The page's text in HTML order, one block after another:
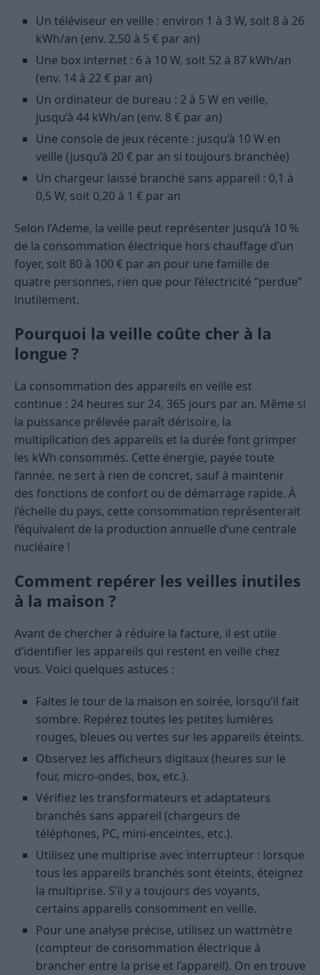
Un téléviseur en veille : environ 1 à 3 W, soit 8 à 26
kWh/an (env. 2,50 à 5 € par an)
Une box internet : 6 à 10 W, soit 52 à 87 kWh/an
(env. 14 à 22 € par an)
Un ordinateur de bureau : 2 à 5 W en veille,
jusqu’à 44 kWh/an (env. 8 € par an)
Une console de jeux récente : jusqu’à 10 W en
veille (jusqu’à 20 € par an si toujours branchée)
Un chargeur laissé branché sans appareil : 0,1 à
0,5 W, soit 0,20 à 1 € par an
Selon l’Ademe, la veille peut représenter jusqu’à 10 %
de la consommation électrique hors chauffage d’un
foyer, soit 80 à 100 € par an pour une famille de
quatre personnes, rien que pour l’électricité “perdue”
inutilement.
Pourquoi la veille coûte cher à la
longue ?
La consommation des appareils en veille est
continue : 24 heures sur 24, 365 jours par an. Même si
la puissance prélevée paraît dérisoire, la
multiplication des appareils et la durée font grimper
les kWh consommés. Cette énergie, payée toute
l’année, ne sert à rien de concret, sauf à maintenir
des fonctions de confort ou de démarrage rapide. À
l’échelle du pays, cette consommation représenterait
l’équivalent de la production annuelle d’une centrale
nucléaire !
Comment repérer les veilles inutiles
à la maison ?
Avant de chercher à réduire la facture, il est utile
d’identifier les appareils qui restent en veille chez
vous. Voici quelques astuces :
Faites le tour de la maison en soirée, lorsqu’il fait
sombre. Repérez toutes les petites lumières
rouges, bleues ou vertes sur les appareils éteints.
Observez les afficheurs digitaux (heures sur le
four, micro-ondes, box, etc.).
Vérifiez les transformateurs et adaptateurs
branchés sans appareil (chargeurs de
téléphones, PC, mini-enceintes, etc.).
Utilisez une multiprise avec interrupteur : lorsque
tous les appareils branchés sont éteints, éteignez
la multiprise. S’il y a toujours des voyants,
certains appareils consomment en veille.
Pour une analyse précise, utilisez un wattmètre
(compteur de consommation électrique à
brancher entre la prise et l’appareil). On en trouve